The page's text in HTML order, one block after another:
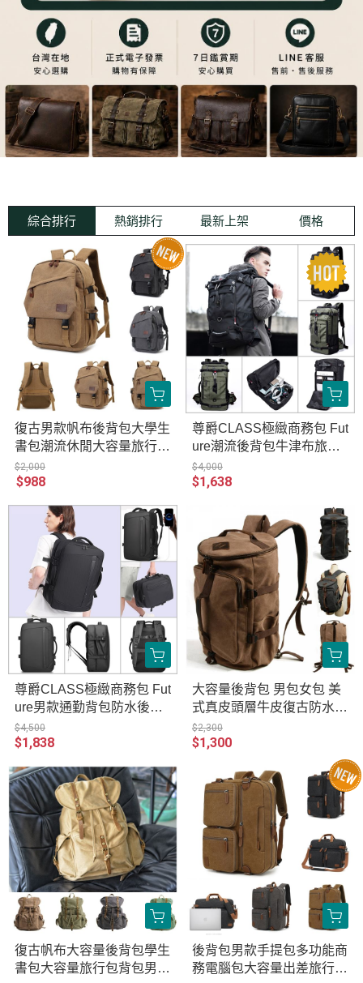
綜合排行 熱銷排行 最新上架 價格
復古男款帆布後背包大學生
書包潮流休閒大容量旅行包
背包 真皮頭層牛皮防潑水
日系復古帆布包 AR260-10
$2,000
$988
尊爵CLASS極緻商務包 Fut
ure潮流後背包牛津布旅行
包男戶外背包大容量行李袋
多功能徒步登山包 重機車
$4,000
$1,638
尊爵CLASS極緻商務包 Fut
ure男款通勤背包防水後背
包大容量電腦包出差旅行後
背包男 重機車騎士防水包
$4,500
$1,838
大容量後背包 男包女包 美
式真皮頭層牛皮復古防水包
帆布包MH023-6001
$2,300
$1,300
復古帆布大容量後背包學生
書包大容量旅行包背包男包
後背包男款手提包多功能商
務電腦包大容量出差旅行單